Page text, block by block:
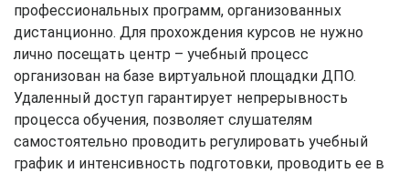
профессиональных программ, организованных
дистанционно. Для прохождения курсов не нужно
лично посещать центр – учебный процесс
организован на базе виртуальной площадки ДПО.
Удаленный доступ гарантирует непрерывность
процесса обучения, позволяет слушателям
самостоятельно проводить регулировать учебный
график и интенсивность подготовки, проводить ее в